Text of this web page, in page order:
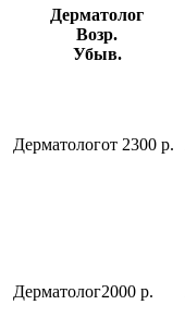
Дерма­толог
Возр.
Убыв.
Дерма­тологот 2300 р.
Дерма­толог2000 р.